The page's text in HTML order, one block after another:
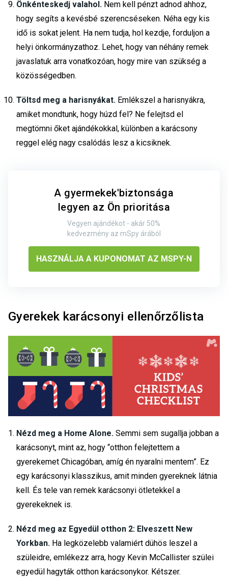
Önkénteskedj valahol. Nem kell pénzt adnod ahhoz,
hogy segíts a kevésbé szerencséseken. Néha egy kis
idő is sokat jelent. Ha nem tudja, hol kezdje, forduljon a
helyi önkormányzathoz. Lehet, hogy van néhány remek
javaslatuk arra vonatkozóan, hogy mire van szükség a
közösségedben.
Töltsd meg a harisnyákat. Emlékszel a harisnyákra,
amiket mondtunk, hogy húzd fel? Ne felejtsd el
megtömni őket ajándékokkal, különben a karácsony
reggel elég nagy csalódás lesz a kicsiknek.
A gyermekek'biztonsága
legyen az Ön prioritása
Vegyen ajándékot - akár 50%
kedvezmény az mSpy árából
HASZNÁLJA A KUPONOMAT AZ MSPY-N
Gyerekek karácsonyi ellenőrzőlista
Nézd meg a Home Alone. Semmi sem sugallja jobban a
karácsonyt, mint az, hogy “otthon felejtettem a
gyerekemet Chicagóban, amíg én nyaralni mentem”. Ez
egy karácsonyi klasszikus, amit minden gyereknek látnia
kell. És tele van remek karácsonyi ötletekkel a
gyerekeknek is.
Nézd meg az Egyedül otthon 2: Elveszett New
Yorkban. Ha legközelebb valamiért dühös leszel a
szüleidre, emlékezz arra, hogy Kevin McCallister szülei
egyedül hagyták otthon karácsonykor. Kétszer.